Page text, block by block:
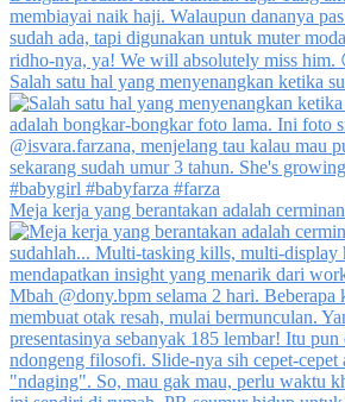
Salah satu hal yang menyenangkan ketika
Meja kerja yang berantakan adalah